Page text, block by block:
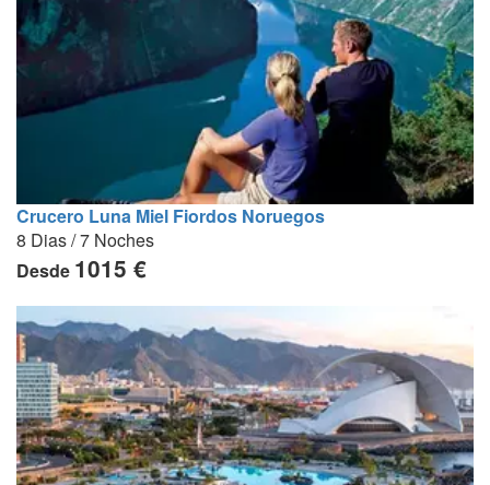
Crucero Luna Miel Fiordos Noruegos
8 Dias / 7 Noches
Desde 1015 €